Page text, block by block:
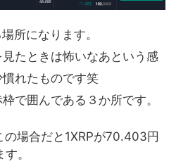
所になります。
たときは怖いなあという感
れたものです笑
で囲んである３か所です。
の場合だと1XRPが70.403円
。